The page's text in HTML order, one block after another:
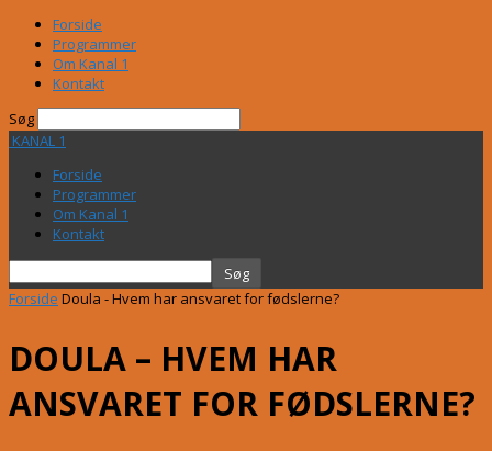
Forside
Programmer
Om Kanal 1
Kontakt
Søg
KANAL 1
Forside
Programmer
Om Kanal 1
Kontakt
Forside Doula - Hvem har ansvaret for fødslerne?
DOULA – HVEM HAR
ANSVARET FOR FØDSLERNE?